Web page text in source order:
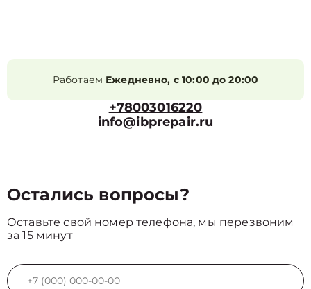
Работаем Ежедневно, с 10:00 до 20:00
+78003016220
info@ibprepair.ru
Остались вопросы?
Оставьте свой номер телефона, мы перезвоним
за 15 минут